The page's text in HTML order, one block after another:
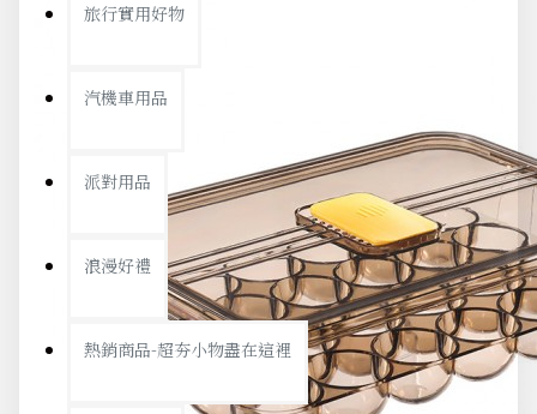
旅行實用好物
汽機車用品
派對用品
浪漫好禮
熱銷商品-超夯小物盡在這裡